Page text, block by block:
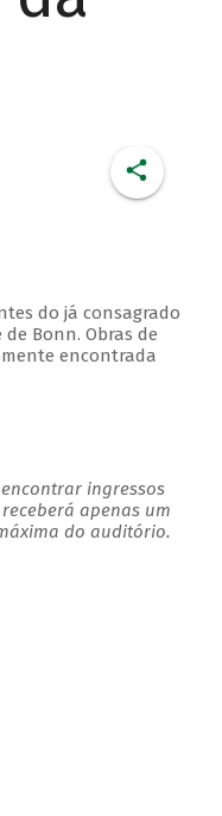
do já consagrado
Bonn. Obras de
encontrada
ingressos
apenas um
do auditório.